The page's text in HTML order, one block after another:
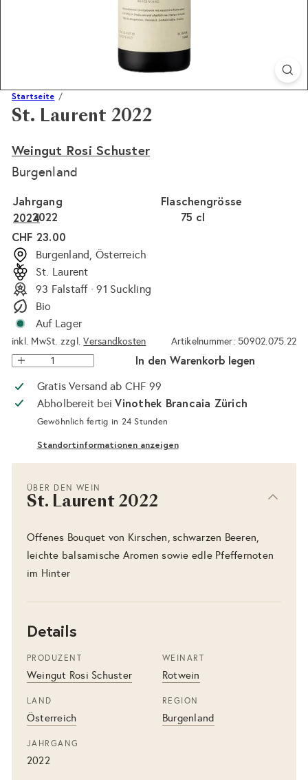
Startseite
St. Laurent 2022
Weingut Rosi Schuster
Burgenland
Flaschengrösse
75 cl
Jahrgang
2022
2024
Normaler
Preis
CHF 23.00
Burgenland, Österreich
St. Laurent
93 Falstaff · 91 Suckling
Bio
Auf Lager
inkl. MwSt. zzgl.Versandkosten Artikelnummer: 50902.075.22
In den Warenkorb legen
Gratis Versand ab CHF 99
Abholbereit beiVinothek Brancaia Zürich
Gewöhnlich fertig in 24 Stunden
Standortinformationen anzeigen
ÜBER DEN WEIN
St. Laurent 2022
Offenes Bouquet von Kirschen, schwarzen Beeren,
leichte balsamische Aromen sowie edle Pfeffernoten
im Hinter
Details
PRODUZENT
Weingut Rosi Schuster
WEINART
Rotwein
LAND
Österreich
REGION
Burgenland
JAHRGANG
2022